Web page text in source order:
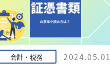
会計・税務
2024.05.01